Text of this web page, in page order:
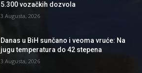
5.300 vozačkih dozvola
3 Augusta, 2026
Danas u BiH sunčano i veoma vruće: Na
jugu temperatura do 42 stepena
3 Augusta, 2026